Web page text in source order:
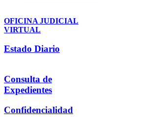
OFICINA JUDICIAL
VIRTUAL
Estado Diario
Consulta de
Expedientes
Confidencialidad